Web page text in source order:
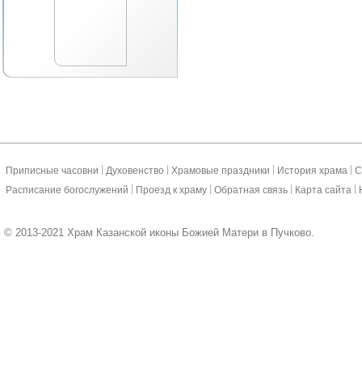
Приписные часовни Духовенство Храмовые праздники История храма
Расписание богослужений
Проезд к храму Обратная связь Карта сайта
© 2013-2021 Храм Казанской иконы Божией Матери в Пучково.